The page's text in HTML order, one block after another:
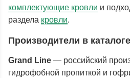
комплектующие кровли и
раздела кровли.
Производители в каталоге
Grand Line — российский
гидрофобной пропиткой и